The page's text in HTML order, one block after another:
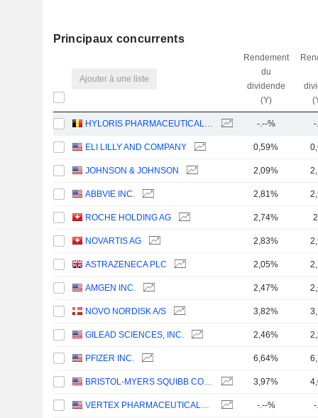
Principaux concurrents
Ajouter à une liste
Rendement
du
dividende
(Y)
HYLORIS PHARMACEUTICALS SA -.--% -
ELI LILLY AND COMPANY 0,59%
JOHNSON & JOHNSON 2,09%
ABBVIE INC. 2,81%
ROCHE HOLDING AG 2,74%
NOVARTIS AG 2,83%
ASTRAZENECA PLC 2,05%
AMGEN INC. 2,47%
NOVO NORDISK A/S 3,82%
GILEAD SCIENCES, INC. 2,46%
PFIZER INC. 6,64%
BRISTOL-MYERS SQUIBB COMPANY 3,97%
VERTEX PHARMACEUTICALS INCORPORATED -.--% -